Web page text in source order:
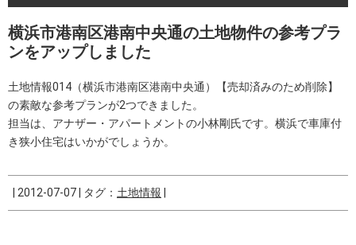
横浜市港南区港南中央通の土地物件の参考プラ
ンをアップしました
土地情報014（横浜市港南区港南中央通）【売却済みのため削除】
の素敵な参考プランが2つできました。
担当は、アナザー・アパートメントの小林剛氏です。横浜で車庫付
き狭小住宅はいかがでしょうか。
2012-07-07 タグ： 土地情報